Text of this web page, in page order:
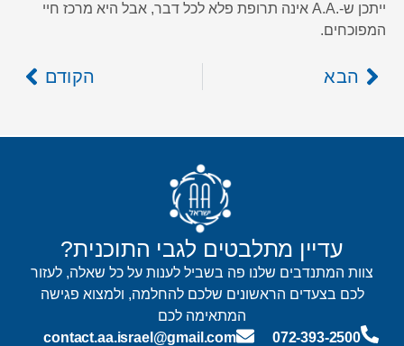
ייתכן ש-.A.A אינה תרופת פלא לכל דבר, אבל היא מרכז חיי
המפוכחים.
הבא הקודם
עדיין מתלבטים לגבי התוכנית?
צוות המתנדבים שלנו פה בשביל לענות על כל שאלה, לעזור
לכם בצעדים הראשונים שלכם להחלמה, ולמצוא פגישה
המתאימה לכם
072-393-2500
contact.aa.israel@gmail.com